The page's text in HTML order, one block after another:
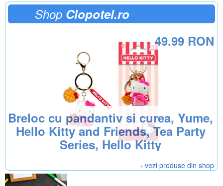
Shop Clopotel.ro
Breloc cu pandantiv si curea, Yume,
Hello Kitty and Friends, Tea Party
Series, Hello Kitty
49.99 RON
› vezi produse din shop